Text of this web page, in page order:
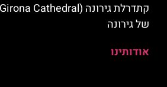
של גירונה
אודותינו